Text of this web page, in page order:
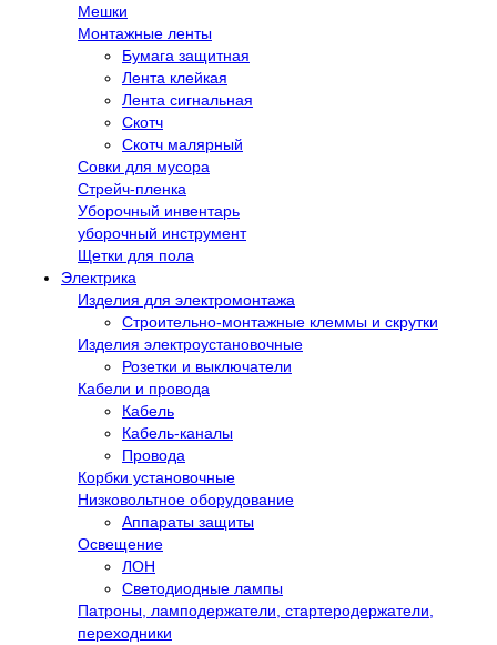
Мешки
Монтажные ленты
Бумага защитная
Лента клейкая
Лента сигнальная
Скотч
Скотч малярный
Совки для мусора
Стрейч-пленка
Уборочный инвентарь
уборочный инструмент
Щетки для пола
Электрика
Изделия для электромонтажа
Строительно-монтажные клеммы и скрутки
Изделия электроустановочные
Розетки и выключатели
Кабели и провода
Кабель
Кабель-каналы
Провода
Корбки установочные
Низковольтное оборудование
Аппараты защиты
Освещение
ЛОН
Светодиодные лампы
Патроны, ламподержатели, стартеродержатели,
переходники